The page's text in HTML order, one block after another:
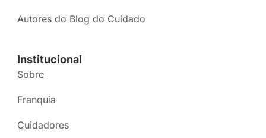
Autores do Blog do Cuidado
Institucional
Sobre
Franquia
Cuidadores